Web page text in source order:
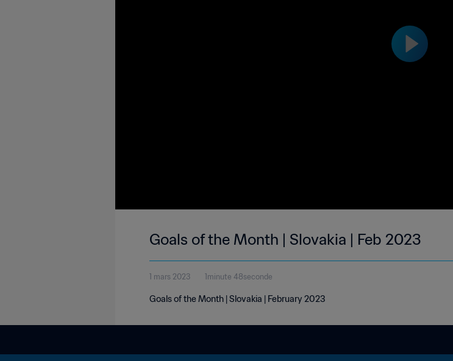
Goals of the Month | Slovakia | Feb 2023
1 mars 2023 1minute 48seconde
Goals of the Month | Slovakia | February 2023